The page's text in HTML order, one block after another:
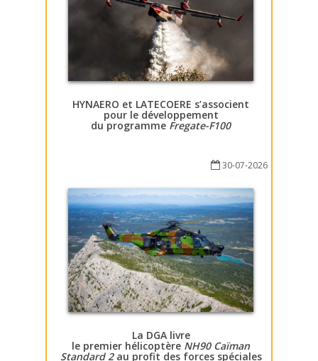
HYNAERO et LATECOERE s’associent
pour le développement
du programme Fregate-F100
30-07-2026
La DGA livre
le premier hélicoptère NH90 Caïman
Standard 2au profit des forces spéciales